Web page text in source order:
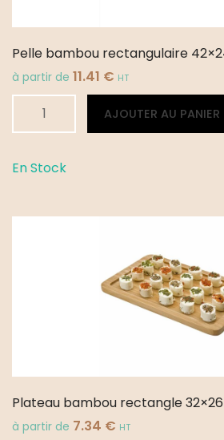
Pelle bambou rectangulaire
à partir de 11.41 € HT
bambou
cm
AJOUTER AU PANIER
Alternative:
En Stock
Plateau bambou rectangle
à partir de 7.34 € HT